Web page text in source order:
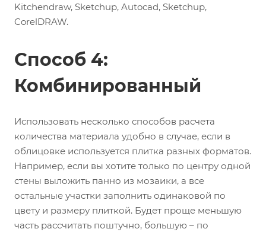
Kitchendraw, Sketchup, Autocad, Sketchup,
CorelDRAW.
Способ 4:
Комбинированный
Использовать несколько способов расчета
количества материала удобно в случае, если в
облицовке используется плитка разных форматов.
Например, если вы хотите только по центру одной
стены выложить панно из мозаики, а все
остальные участки заполнить одинаковой по
цвету и размеру плиткой. Будет проще меньшую
часть рассчитать поштучно, большую – по